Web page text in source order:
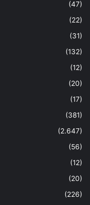
(47)
(22)
(31)
(132)
(12)
(20)
(17)
(381)
(2.647)
(56)
(12)
(20)
(226)